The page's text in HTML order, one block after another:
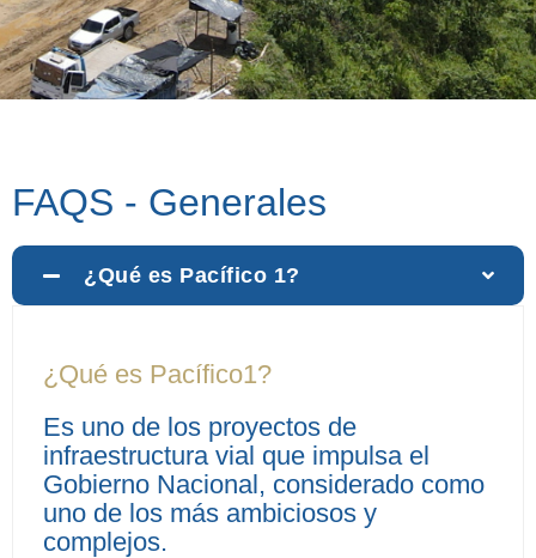
FAQS - Generales
¿Qué es Pacífico 1?
¿Qué es Pacífico1?
Es uno de los proyectos de
infraestructura vial que impulsa el
Gobierno Nacional, considerado como
uno de los más ambiciosos y
complejos.